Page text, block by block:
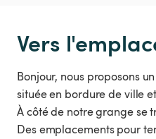
Vers
Bonjour, nous proposons
située en bordure de ville
À côté de notre grange se
Des emplacements pour